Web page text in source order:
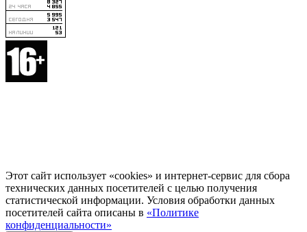
Этот сайт использует «cookies» и интернет-сервис для сбора
технических данных посетителей с целью получения
статистической информации. Условия обработки данных
посетителей сайта описаны в «Политике
конфиденциальности»